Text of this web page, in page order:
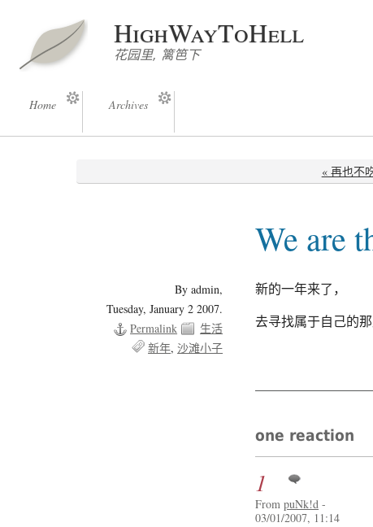
HighWayToHell
花园里, 篱笆下
Home Archives
« 再也不
We are
By admin,
Tuesday, January 2 2007.
Permalink
生活
新年 沙滩小子
新的一年来了，
去寻找属于自己的那
one reaction
1
FrompuNk!d -
03/01/2007, 11:14